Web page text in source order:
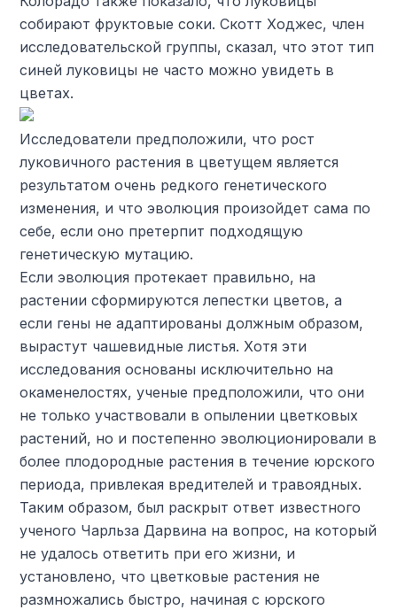
собирают фруктовые соки. Скотт Ходжес, член
исследовательской группы, сказал, что этот тип
синей луковицы не часто можно увидеть в
цветах.
Исследователи предположили, что рост
луковичного растения в цветущем является
результатом очень редкого генетического
изменения, и что эволюция произойдет сама по
себе, если оно претерпит подходящую
генетическую мутацию.
Если эволюция протекает правильно, на
растении сформируются лепестки цветов, а
если гены не адаптированы должным образом,
вырастут чашевидные листья. Хотя эти
исследования основаны исключительно на
окаменелостях, ученые предположили, что они
не только участвовали в опылении цветковых
растений, но и постепенно эволюционировали в
более плодородные растения в течение юрского
периода, привлекая вредителей и травоядных.
Таким образом, был раскрыт ответ известного
ученого Чарльза Дарвина на вопрос, на который
не удалось ответить при его жизни, и
установлено, что цветковые растения не
размножались быстро, начиная с юрского